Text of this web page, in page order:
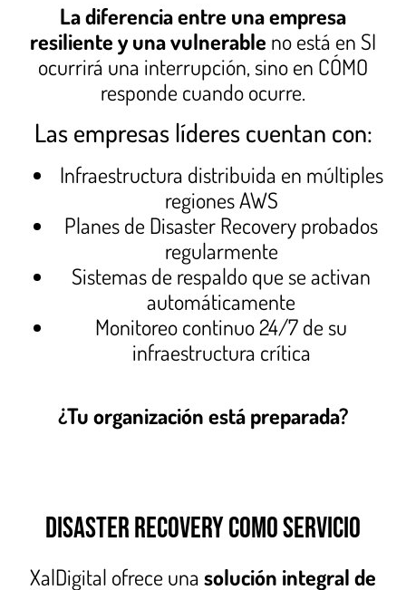
La diferencia entre una empresa
resiliente y una vulnerable no está en SI
ocurrirá una interrupción, sino en CÓMO
responde cuando ocurre.
Las empresas líderes cuentan con:
Infraestructura distribuida en múltiples
regiones AWS
Planes de Disaster Recovery probados
regularmente
Sistemas de respaldo que se activan
automáticamente
Monitoreo continuo 24/7 de su
infraestructura crítica
¿Tu organización está preparada?
DISASTER RECOVERY COMO SERVICIO
XalDigital ofrece unasolución integral de